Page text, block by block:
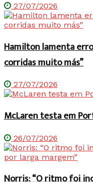
27/07/2026
Hamilton lamenta
corridas muito más”
27/07/2026
McLaren testa em
26/07/2026